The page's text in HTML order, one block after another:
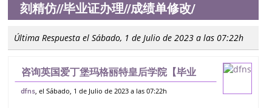
刻精仿//毕业证办理//成绩单修改/
Última Respuesta el Sábado, 1 de Julio de 2023 a las 07:22h
咨询英国爱丁堡玛格丽特皇后学院【毕业
证】Q/微信551190476线上办理【留信认
dfns, el Sábado, 1 de Julio de 2023 a las 07:22h